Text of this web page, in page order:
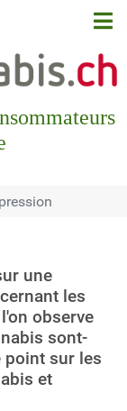
une
les
observe
sont-
point sur les
et